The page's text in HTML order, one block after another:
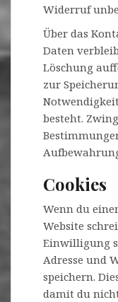
Widerruf
Über das
Daten
Löschung
zur
besteht.
Cookies
Wenn du
Website
Einwilligung
Adresse und
speichern.
damit du